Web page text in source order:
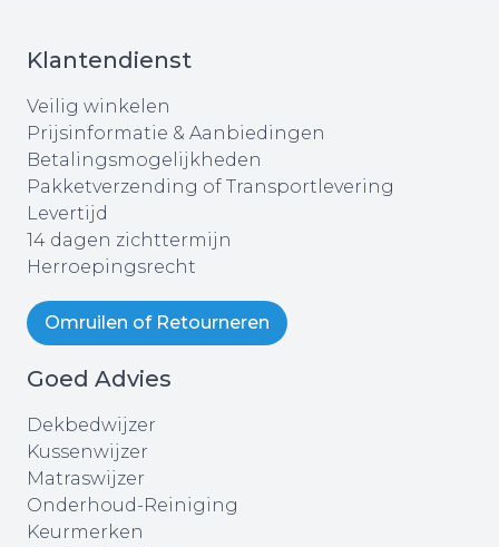
Klantendienst
Veilig winkelen
Prijsinformatie & Aanbiedingen
Betalingsmogelijkheden
Pakketverzending of Transportlevering
Levertijd
14 dagen zichttermijn
Herroepingsrecht
Omruilen of Retourneren
Goed Advies
Dekbedwijzer
Kussenwijzer
Matraswijzer
Onderhoud-Reiniging
Keurmerken